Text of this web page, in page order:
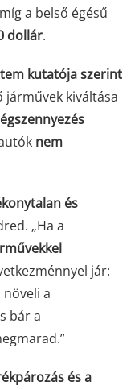
a belső égésű
dollár.
kutatója szerint
járművek kiváltása
nem
és
„Ha a
jár:
a
bár a
és a